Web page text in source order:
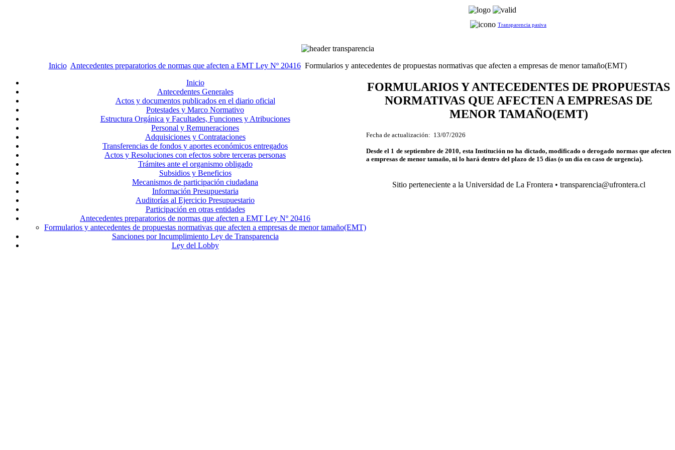
Transparencia pasiva
Inicio Antecedentes preparatorios de normas que afecten a EMT Ley Nº 20416 Formularios y antecedentes de propuestas normativas que afecten a empresas de menor tamaño(EMT)
Inicio
Antecedentes Generales
Actos y documentos publicados en el diario oficial
Potestades y Marco Normativo
Estructura Orgánica y Facultades, Funciones y Atribuciones
Personal y Remuneraciones
Adquisiciones y Contrataciones
Transferencias de fondos y aportes económicos entregados
Actos y Resoluciones con efectos sobre terceras personas
Trámites ante el organismo obligado
Subsidios y Beneficios
Mecanismos de participación ciudadana
Información Presupuestaria
Auditorías al Ejercicio Presupuestario
Participación en otras entidades
Antecedentes preparatorios de normas que afecten a EMT Ley Nº 20416
Formularios y antecedentes de propuestas normativas que afecten a empresas de menor tamaño(EMT)
Sanciones por Incumplimiento Ley de Transparencia
Ley del Lobby
FORMULARIOS Y ANTECEDENTES DE PROPUESTAS
NORMATIVAS QUE AFECTEN A EMPRESAS DE
MENOR TAMAÑO(EMT)
Fecha de actualización: 13/07/2026
Desde el 1 de septiembre de 2010, esta Institución no ha dictado, modificado o derogado normas que afecten
a empresas de menor tamaño, ni lo hará dentro del plazo de 15 días (o un día en caso de urgencia).
Sitio perteneciente a la Universidad de La Frontera • transparencia@ufrontera.cl